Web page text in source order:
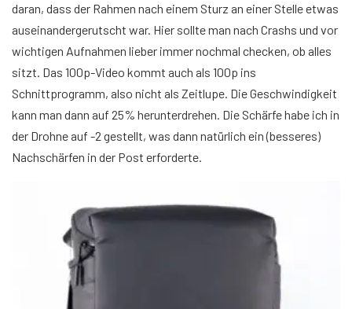
daran, dass der Rahmen nach einem Sturz an einer Stelle etwas
auseinandergerutscht war. Hier sollte man nach Crashs und vor
wichtigen Aufnahmen lieber immer nochmal checken, ob alles
sitzt. Das 100p-Video kommt auch als 100p ins
Schnittprogramm, also nicht als Zeitlupe. Die Geschwindigkeit
kann man dann auf 25% herunterdrehen. Die Schärfe habe ich in
der Drohne auf -2 gestellt, was dann natürlich ein (besseres)
Nachschärfen in der Post erforderte.